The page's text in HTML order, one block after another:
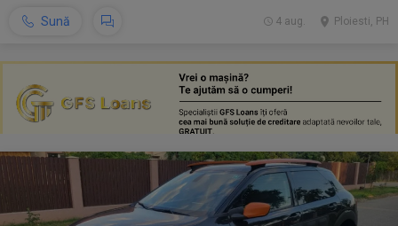
Sună Ploiesti, PH
4 aug.